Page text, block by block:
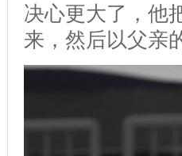
决心更大了，他
来，然后以父亲